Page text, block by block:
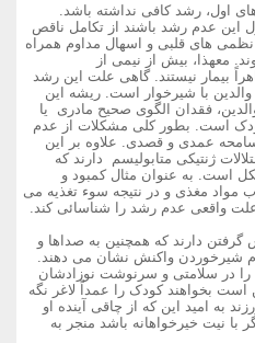
اول، رشد کافی نداشته باشد.
عدم رشد باشند از تکامل ناقص
های قلبی و اسهال مداوم همراه
معهذا، بیش از نیمی از
بیمار نیستند. گاهی علت این رشد
والدین با شیرخوار است. ریشه این
فقدان الگوی صحیح مادری یا
است. بطور کلی مشکلات از عدم
عمدی و قصدی. علاوه بر این
ژنتیکی متابولیسم دارند که
است. به عنوان مثال کمبود و
مواد مغذی و در نتیجه سوء تغذیه می
واقعی عدم رشد را شناسائی کند.
گرفتن دارند که همچنین به صداها و
واکنش نشان می دهند.
را در سلامتی و سرنوشت نوزادشان
بخواهند کودک را عمداً‌ لاغر نگه
به امید این که از چاقی آینده او
با نیت خیرخواهانه باشد منجر به